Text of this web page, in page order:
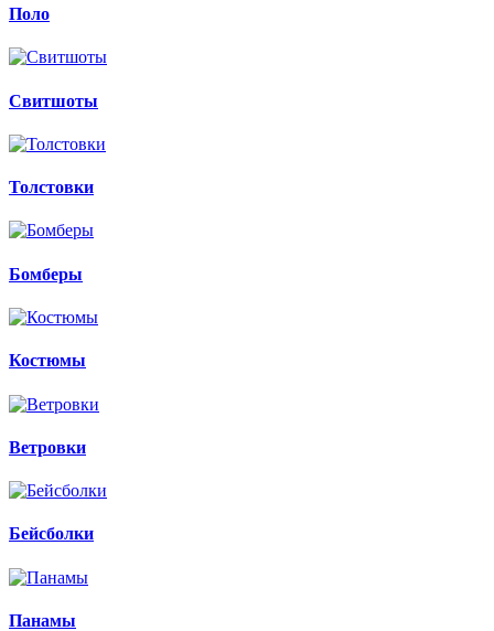
Поло
Свитшоты
Толстовки
Бомберы
Костюмы
Ветровки
Бейсболки
Панамы